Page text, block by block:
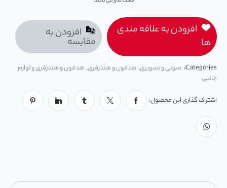
افزودن به علاقه مندی
ها
افزودن به
مقایسه
Categories: صوتی و تصویری,هدفون و هندزفری,هدفون و هندزفری و لوازم
جانبی
اشتراک گذاری این محصول: